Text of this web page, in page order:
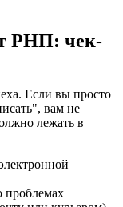
РНП: чек-
Если вы просто
вам не
лежать в
проблемах